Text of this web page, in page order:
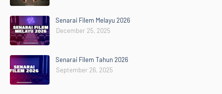
Senarai Filem Melayu 2026
December 25, 2025
Senarai Filem Tahun 2026
September 26, 2025